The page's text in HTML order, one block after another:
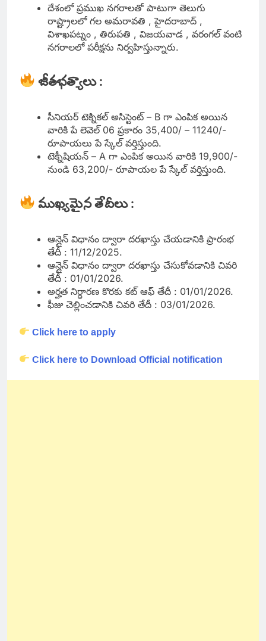
దేశంలో ప్రముఖ నగరాలతో పాటుగా తెలుగు
రాష్ట్రాలలో గల అమరావతి , హైదరాబాద్ ,
విశాఖపట్నం , తిరుపతి , విజయవాడ , వరంగల్ వంటి
నగరాలలో పరీక్షను నిర్వహిస్తున్నారు.
జీతభత్యాలు :
సీనియర్ టెక్నికల్ అసిస్టెంట్ – B గా ఎంపిక అయిన
వారికి పే లెవెల్ 06 ప్రకారం 35,400/ – 11240/-
రూపాయలు పే స్కేల్ వర్తిస్తుంది.
టెక్నీషియన్ – A గా ఎంపిక అయిన వారికి 19,900/-
నుండి 63,200/- రూపాయల పే స్కేల్ వర్తిస్తుంది.
ముఖ్యమైన తేదీలు :
ఆన్లైన్ విధానం ద్వారా దరఖాస్తు చేయడానికి ప్రారంభ
తేదీ : 11/12/2025.
ఆన్లైన్ విధానం ద్వారా దరఖాస్తు చేసుకోవడానికి చివరి
తేదీ : 01/01/2026.
అర్హత నిర్ధారణ కొరకు కట్ ఆఫ్ తేదీ : 01/01/2026.
ఫీజు చెల్లించడానికి చివరి తేదీ : 03/01/2026.
Click here toapply
Click here to DownloadOfficial notification